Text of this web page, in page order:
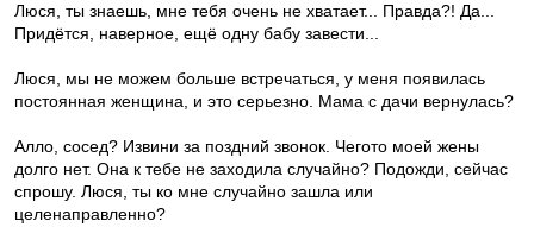
Люся, ты знаешь, мне тебя очень не хватает... Правда?! Да...
Придётся, наверное, ещё одну бабу завести...
Люся, мы не можем больше встречаться, у меня появилась
постоянная женщина, и это серьезно. Мама с дачи вернулась?
Алло, сосед? Извини за поздний звонок. Чегото моей жены
долго нет. Она к тебе не заходила случайно? Подожди, сейчас
спрошу. Люся, ты ко мне случайно зашла или
целенаправленно?